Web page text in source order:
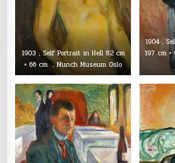
1903，Self Portrait in Hell 82 cm
× 66 cm ，Munch Museum Oslo
1904，
197 cm ×